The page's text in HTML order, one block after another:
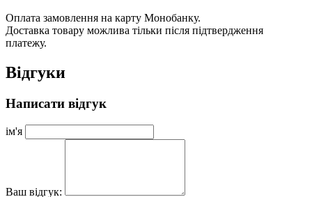
Оплата замовлення на карту Монобанку.
Доставка товару можлива тільки після підтвердження
платежу.
Відгуки
Написати відгук
ім'я
Ваш відгук: